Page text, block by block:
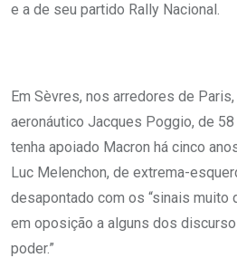
e a de seu partido Rally Nacional.
Em Sèvres, nos arredores de
aeronáutico Jacques Poggio, de
tenha apoiado Macron há cinco
Luc Melenchon, de extrema-
desapontado com os “sinais muito
em oposição a alguns dos
poder.”